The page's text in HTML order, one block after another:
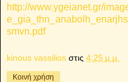
http://www.ygeianet.gr/
smvn.pdf
kinous vassilios στις 4:25 μ.μ.
Κοινή χρήση